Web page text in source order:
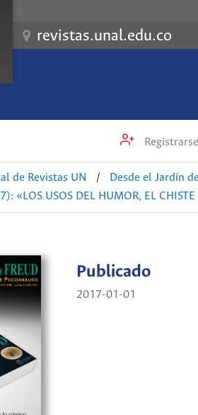
revistas.unal.edu.co
Registrarse
de Revistas UN / Desde el Jardín
«LOS USOS DEL HUMOR, EL
Publicado
2017-01-01